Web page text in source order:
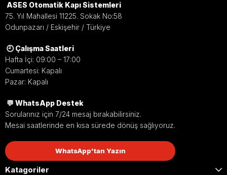
ASES Otomatik Kapı Sistemleri
75. Yıl Mahallesi 11225. Sokak No:58
Odunpazarı / Eskişehir / Türkiye
🕘 Çalışma Saatleri
Hafta İçi: 09:00 – 17:00
Cumartesi: Kapalı
Pazar: Kapalı
💬 WhatsApp Destek
Sorularınız için 7/24 mesaj bırakabilirsiniz.
Mesai saatlerinde en kısa sürede dönüş sağlıyoruz.
WhatsApp'tan Yazın
Katagoriler